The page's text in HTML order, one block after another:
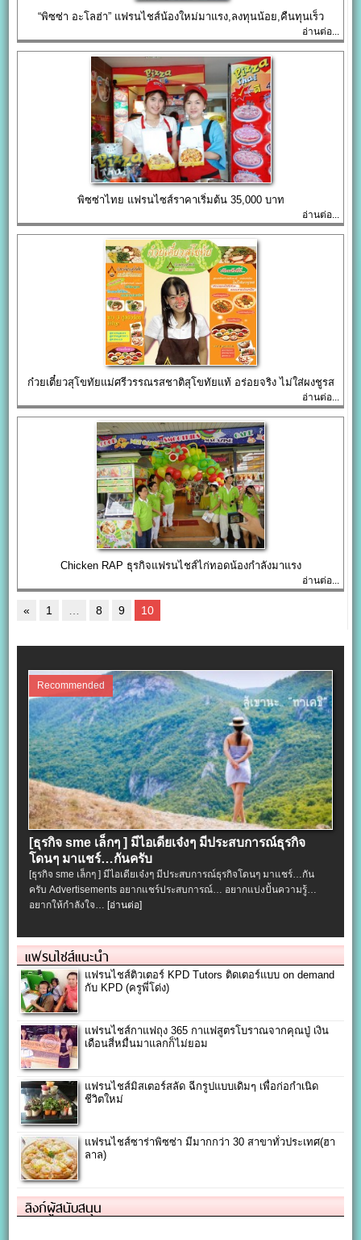
“พิซซ่า อะโลฮ่า” แฟรนไชส์น้องใหม่มาแรง,ลงทุนน้อย,คืนทุนเร็ว
อ่านต่อ...
พิซซ่าไทย แฟรนไซส์ราคาเริ่มต้น 35,000 บาท
อ่านต่อ...
ก๋วยเตี๋ยวสุโขทัยแม่ศรีวรรณรสชาติสุโขทัยแท้ อร่อยจริง ไม่ใส่ผงชูรส
อ่านต่อ...
Chicken RAP ธุรกิจแฟรนไชส์ไก่ทอดน้องกำลังมาแรง
อ่านต่อ...
« 1 … 8 9 10
Recommended
[ธุรกิจ sme เล็กๆ ] มีไอเดียเจ๋งๆ มีประสบการณ์ธุรกิจ
โดนๆ มาแชร์…กันครับ
[ธุรกิจ sme เล็กๆ ] มีไอเดียเจ๋งๆ มีประสบการณ์ธุรกิจโดนๆ มาแชร์…กัน
ครับ Advertisements อยากแชร์ประสบการณ์… อยากแบ่งปั้นความรู้…
อยากให้กำลังใจ…[อ่านต่อ]
แฟรนไชส์แนะนำ
แฟรนไชส์ติวเตอร์ KPD Tutors ติดเตอร์แบบ on demand
กับ KPD (ครูพี่โด่ง)
แฟรนไชส์กาแฟถุง 365 กาแฟสูตรโบราณจากคุณปู่ เงิน
เดือนสี่หมื่นมาแลกก็ไม่ยอม
แฟรนไชส์มิสเตอร์สลัด ฉีกรูปแบบเดิมๆ เพื่อก่อกำเนิด
ชีวิตใหม่
แฟรนไชส์ซาร่าพิซซ่า มีมากกว่า 30 สาขาทั่วประเทศ(ฮา
ลาล)
ลิงก์ผู้สนับสนุน